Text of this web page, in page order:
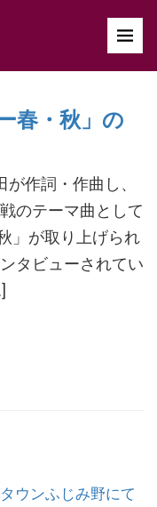
春・秋」の
作詞・作曲し、
のテーマ曲として
」が取り上げられ
タビューされてい
ウンふじみ野にて